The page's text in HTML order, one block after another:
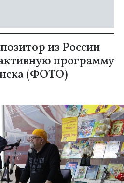
из России
программу
(ФОТО)